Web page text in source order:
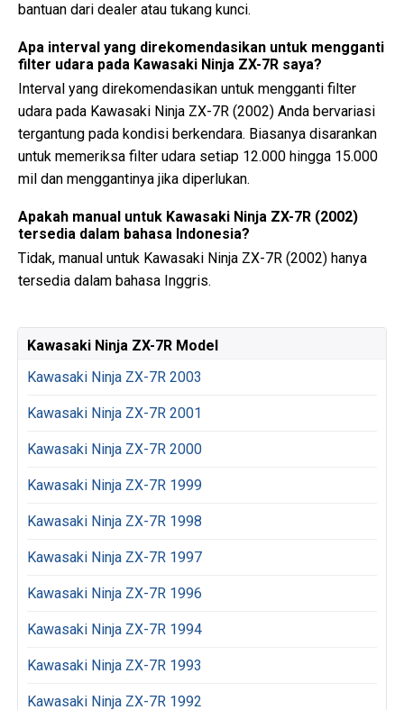
bantuan dari dealer atau tukang kunci.
Apa interval yang direkomendasikan untuk mengganti
filter udara pada Kawasaki Ninja ZX-7R saya?
Interval yang direkomendasikan untuk mengganti filter
udara pada Kawasaki Ninja ZX-7R (2002) Anda bervariasi
tergantung pada kondisi berkendara. Biasanya disarankan
untuk memeriksa filter udara setiap 12.000 hingga 15.000
mil dan menggantinya jika diperlukan.
Apakah manual untuk Kawasaki Ninja ZX-7R (2002)
tersedia dalam bahasa Indonesia?
Tidak, manual untuk Kawasaki Ninja ZX-7R (2002) hanya
tersedia dalam bahasa Inggris.
Kawasaki Ninja ZX-7R Model
Kawasaki Ninja ZX-7R 2003
Kawasaki Ninja ZX-7R 2001
Kawasaki Ninja ZX-7R 2000
Kawasaki Ninja ZX-7R 1999
Kawasaki Ninja ZX-7R 1998
Kawasaki Ninja ZX-7R 1997
Kawasaki Ninja ZX-7R 1996
Kawasaki Ninja ZX-7R 1994
Kawasaki Ninja ZX-7R 1993
Kawasaki Ninja ZX-7R 1992